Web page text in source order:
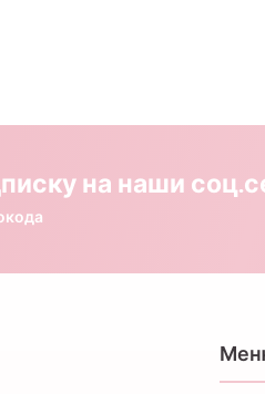
на наши